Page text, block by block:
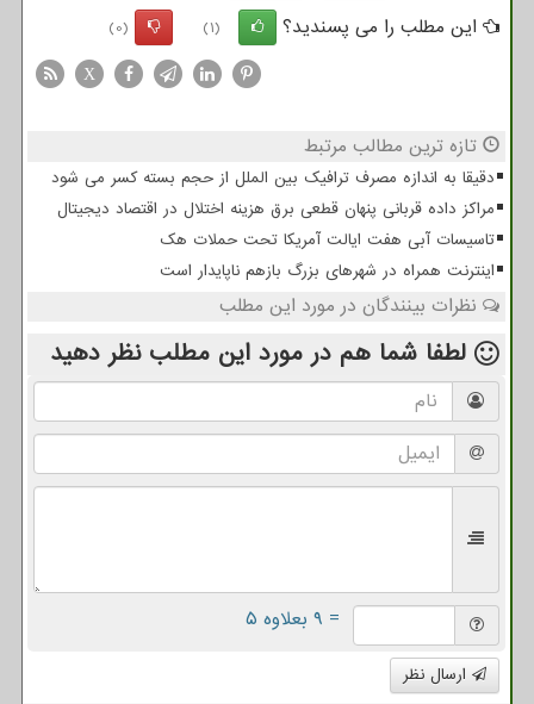
این مطلب را می پسندید؟
(1)
(0)
X
تازه ترین مطالب مرتبط
دقیقا به اندازه مصرف ترافیک بین الملل از حجم بسته کسر می شود
مراکز داده قربانی پنهان قطعی برق هزینه اختلال در اقتصاد دیجیتال
تاسیسات آبی هفت ایالت آمریکا تحت حملات هک
اینترنت همراه در شهرهای بزرگ بازهم ناپایدار است
نظرات بینندگان در مورد این مطلب
لطفا شما هم در مورد این مطلب نظر دهید
= ۹ بعلاوه ۵
ارسال نظر